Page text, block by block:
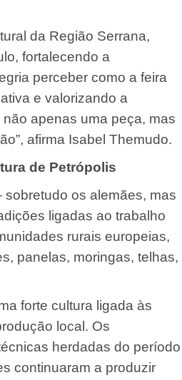
da Região Serrana,
fortalecendo a
perceber como a feira
e valorizando a
apenas uma peça, mas
afirma Isabel Themudo.
de Petrópolis
os alemães, mas
ligadas ao trabalho
rurais europeias,
panelas, moringas, telhas,
forte cultura ligada às
local. Os
herdadas do período
continuaram a produzir